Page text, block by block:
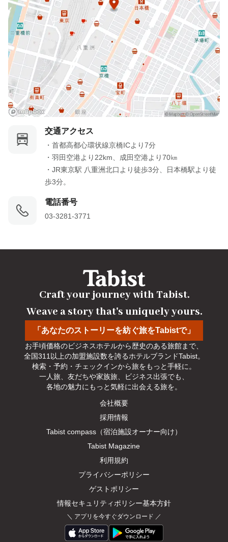
交通アクセス
・首都高都心環状線京橋ICより7分
・羽田空港より22km、成田空港より70㎞
・JR東京駅 八重洲北口より徒歩3分、日本橋駅より徒
歩3分。
電話番号
03-3281-3771
「あなたのストーリーを紡ぐ旅をTabistで」
Craft your journey with Tabist.
Weave a story that's uniquely yours.
お手頃価格のビジネスホテルから歴史のある旅館まで、
全国311以上の加盟施設数を誇るホテルブランドTabist。
検索・予約・チェックインから旅をもっと手軽に。
一人旅、友だちや家族旅、ビジネス出張でも、
各地の魅力にもっと気軽に出会える旅を。
＼ アプリを今すぐダウンロード ／
会社概要
採用情報
Tabist compass（宿泊施設オーナー向け）
Tabist Magazine
利用規約
プライバシーポリシー
ゲストポリシー
情報セキュリティポリシー基本方針